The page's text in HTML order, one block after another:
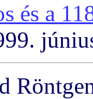
és a